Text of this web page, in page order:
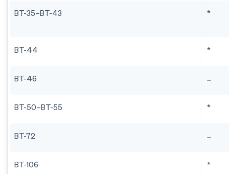
BT-35–BT-43 *
BT-44 *
BT-46
BT-50–BT-55 *
BT-72
BT-106 *